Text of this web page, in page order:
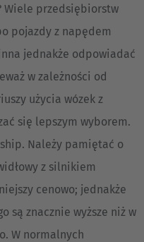
Wiele przedsiębiorstw
pojazdy z napędem
jednakże odpowiadać
w zależności od
użycia wózek z
się lepszym wyborem.
Należy pamiętać o
z silnikiem
cenowo; jednakże
są znacznie wyższe niż w
W normalnych